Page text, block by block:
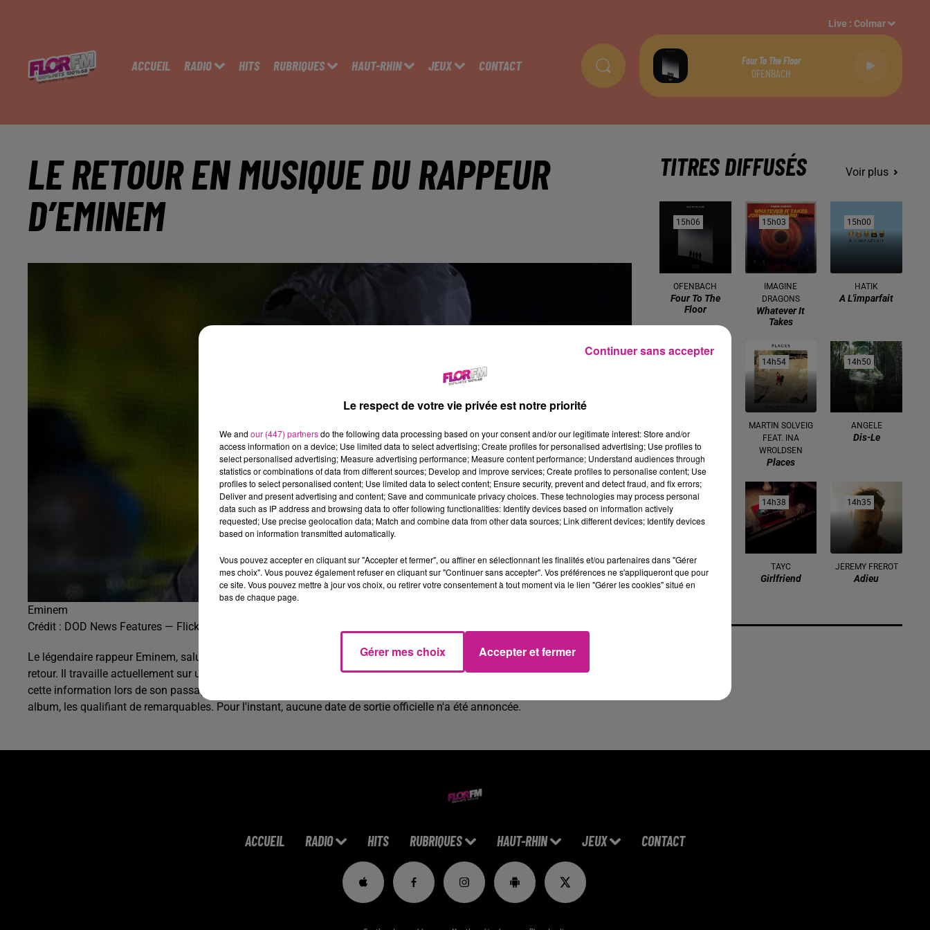
ACCUEIL RADIO HITS RUBRIQUES HAUT-RHIN JEUX CONTACT
Live :Colmar
Four To The Floor
OFENBACH
LE RETOUR EN MUSIQUE DU RAPPEUR
D’EMINEM
Eminem
Crédit : DOD News Features — Flickr
Le légendaire rappeur Eminem, salué par Dr. Dre comme le "meilleur rappeur de tous les temps", se prépare à faire son
retour. Il travaille actuellement sur un nouvel album qui devrait voir le jour cette année. C'est Dr. Dre lui-même qui a révélé
cette information lors de son passage à l'émission de Jimmy Kimmel. Il a également contribué à quelques titres de cet
album, les qualifiant de remarquables. Pour l'instant, aucune date de sortie officielle n'a été annoncée.
TITRES DIFFUSÉS Voir plus
15h06
15h06
OFENBACH
Four To The
Floor
15h03
15h03
IMAGINE
DRAGONS
Whatever It
Takes
15h00
15h00
HATIK
A L'imparfait
Qu'est Ce Qu'il
Me Restera?
14h54
14h54
MARTIN SOLVEIG
FEAT. INA
WROLDSEN
Places
14h50
14h50
ANGELE
Dis-Le
14h46
14h46
BURNA BOY
Dai Dai
14h38
14h38
TAYC
Girlfriend
14h35
14h35
JEREMY FREROT
Adieu
ACCUEIL RADIO HITS RUBRIQUES HAUT-RHIN JEUX CONTACT
Le respect de votre vie privée est notre priorité
We and our (447) partnersdo the following data processing based on your consent and/or our legitimate interest: Store and/or
access information on a device; Use limited data to select advertising; Create profiles for personalised advertising; Use profiles to
select personalised advertising; Measure advertising performance; Measure content performance; Understand audiences through
statistics or combinations of data from different sources; Develop and improve services; Create profiles to personalise content; Use
profiles to select personalised content; Use limited data to select content; Ensure security, prevent and detect fraud, and fix errors;
Deliver and present advertising and content; Save and communicate privacy choices. These technologies may process personal
data such as IP address and browsing data to offer following functionalities: Identify devices based on information actively
requested; Use precise geolocation data; Match and combine data from other data sources; Link different devices; Identify devices
based on information transmitted automatically.
Vous pouvez accepter en cliquant sur "Accepter et fermer", ou affiner en sélectionnant les finalités et/ou partenaires dans "Gérer
mes choix". Vous pouvez également refuser en cliquant sur "Continuer sans accepter". Vos préférences ne s'appliqueront que pour
ce site. Vous pouvez mettre à jour vos choix, ou retirer votre consentement à tout moment via le lien "Gérer les cookies" situé en
bas de chaque page.
Gérer mes choix Accepter et fermer
Continuer sans accepter